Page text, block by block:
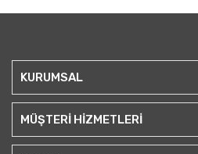
KURUMSAL
MÜŞTERİ HİZMETLERİ